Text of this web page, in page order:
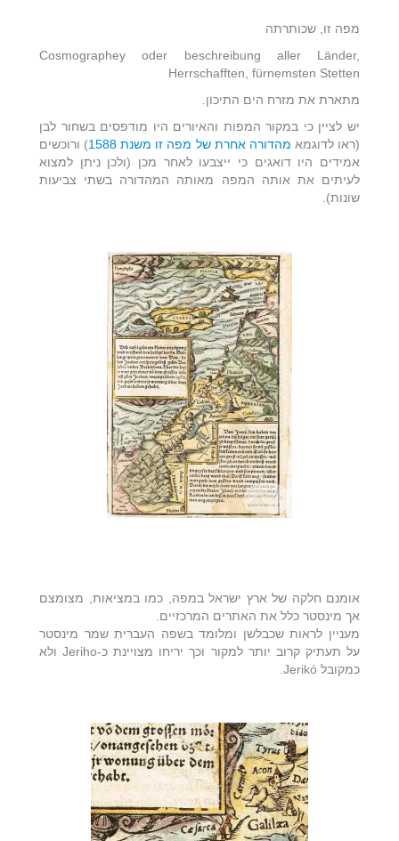
מפה זו, שכותרתה
Cosmographey oder beschreibung aller Länder,
Herrschafften, fürnemsten Stetten
מתארת את מזרח הים התיכון.
יש לציין כי במקור המפות והאיורים היו מודפסים בשחור לבן
(ראו לדוגמא מהדורה אחרת של מפה זו משנת 1588
) ורוכשים
אמידים היו דואגים כי ייצבעו לאחר מכן (ולכן ניתן למצוא
לעיתים את אותה המפה מאותה המהדורה בשתי צביעות
שונות).
אומנם חלקה של ארץ ישראל במפה, כמו במציאות, מצומצם
אך מינסטר כלל את האתרים המרכזיים.
מעניין לראות שכבלשן ומלומד בשפה העברית שמר מינסטר
על תעתיק קרוב יותר למקור וכך יריחו מצויינת כ-Jeriho ולא
כמקובל Jerikó.